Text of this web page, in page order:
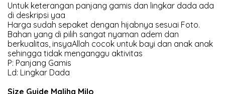
Untuk keterangan panjang gamis dan lingkar dada ada
di deskripsi yaa
Harga sudah sepaket dengan hijabnya sesuai Foto.
Bahan yang di pilih sangat nyaman adem dan
berkualitas, insyaAllah cocok untuk bayi dan anak anak
sehingga tidak menganggu aktivitas
P: Panjang Gamis
Ld: Lingkar Dada
Size Guide Maliha Milo